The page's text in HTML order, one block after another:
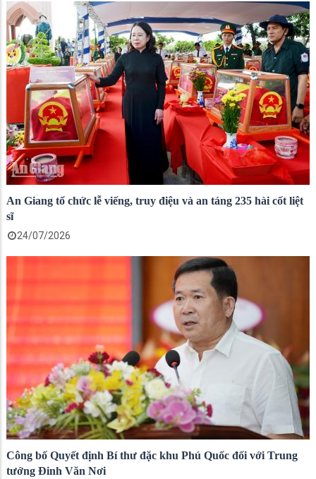
An Giang tổ chức lễ viếng, truy điệu và an táng 235 hài cốt liệt
sĩ
24/07/2026
Công bố Quyết định Bí thư đặc khu Phú Quốc đối với Trung
tướng Đinh Văn Nơi